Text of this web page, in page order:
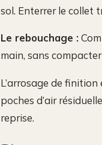
sol. Enterrer le collet
Le rebouchage :
main, sans
L’arrosage de
poches d’air
reprise.